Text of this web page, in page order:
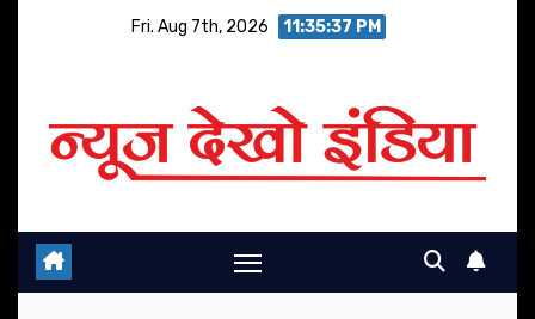
Fri. Aug 7th, 2026 11:35:37 PM